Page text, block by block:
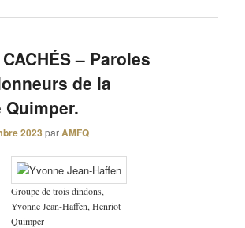
– Paroles
de la
2023 parAMFQ
Groupe de trois dindons,
Yvonne Jean-Haffen, Henriot
Quimper